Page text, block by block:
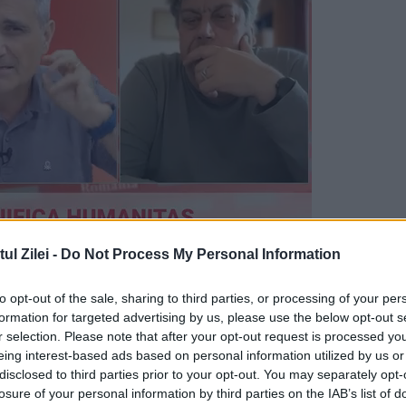
Zilei - Do Not Process My Personal Information
opt-out of the sale, sharing to third parties, or processing of your
for targeted advertising by us, please use the below opt-out
selection. Please note that after your opt-out request is processed
interest-based ads based on personal information utilized by us
to third parties prior to your opt-out. You may separately
of your personal information by third parties on the IAB’s list of
trei infracțiuni de evaziune fiscală. De
unei declarații fiscale false sau
New York Times. Aceste acuzații sunt
pentru tatăl său, președintele Biden.